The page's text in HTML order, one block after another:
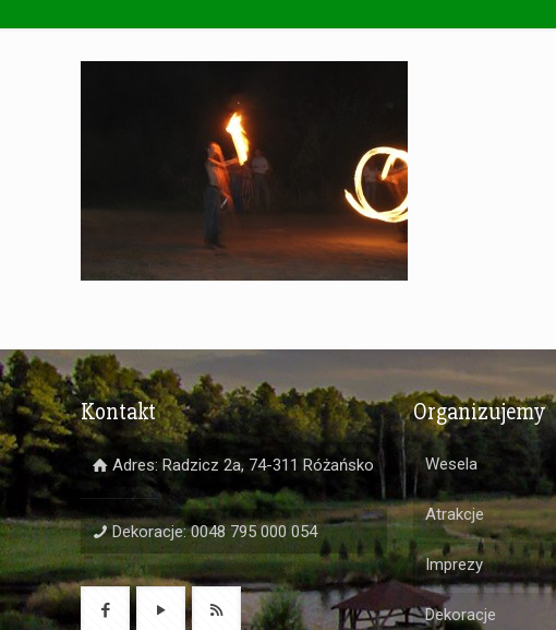
Kontakt
Adres: Radzicz 2a, 74-311 Różańsko
Dekoracje: 0048 795 000 054
Organizujemy
Wesela
Atrakcje
Imprezy
Dekoracje